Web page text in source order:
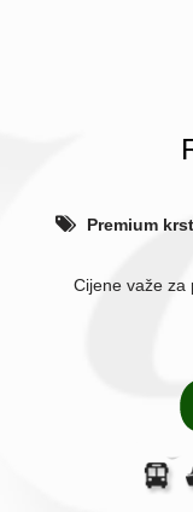
Premium
Cijene važe za